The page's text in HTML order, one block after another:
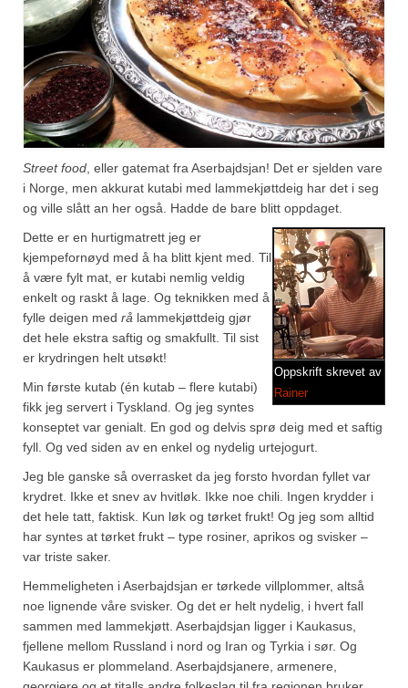
Snacks
Supper
Vegetar
Olivenolje, oppskrifter
Krydder, oppskrifter
Albóndigaskrydder
Bouquet garni
Brennesle
Cajunkrydder, mildt
Cajunkrydder, sterkt
Estragon
Guindillas
Herbes de Provence
Kjørvel
Krøderens husmannsmiks
Løpstikke
Massalé seychellois
Merian
Street food , eller gatemat fra Aserbajdsjan! Det er sjelden vare
i Norge, men akkurat kutabi med lammekjøttdeig har det i seg
og ville slått an her også. Hadde de bare blitt oppdaget.
Oppskrift skrevet av
Rainer
Dette er en hurtigmatrett jeg er
kjempefornøyd med å ha blitt kjent med. Til
å være fylt mat, er kutabi nemlig veldig
enkelt og raskt å lage. Og teknikken med å
fylle deigen med rå lammekjøttdeig gjør
det hele ekstra saftig og smakfullt. Til sist
er krydringen helt utsøkt!
Min første kutab (én kutab – flere kutabi)
fikk jeg servert i Tyskland. Og jeg syntes
konseptet var genialt. En god og delvis sprø deig med et saftig
fyll. Og ved siden av en enkel og nydelig urtejogurt.
Jeg ble ganske så overrasket da jeg forsto hvordan fyllet var
krydret. Ikke et snev av hvitløk. Ikke noe chili. Ingen krydder i
det hele tatt, faktisk. Kun løk og tørket frukt! Og jeg som alltid
har syntes at tørket frukt – type rosiner, aprikos og svisker –
var triste saker.
Hemmeligheten i Aserbajdsjan er tørkede villplommer, altså
noe lignende våre svisker. Og det er helt nydelig, i hvert fall
sammen med lammekjøtt. Aserbajdsjan ligger i Kaukasus,
fjellene mellom Russland i nord og Iran og Tyrkia i sør. Og
Kaukasus er plommeland. Aserbajdsjanere, armenere,